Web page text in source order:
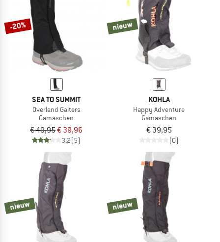
-20%
SEA TO SUMMIT
Overland Gaiters
Gamaschen
€ 49,95€ 39,96
3,2(5)
nieuw
KOHLA
Happy Adventure
Gamaschen
€ 39,95
(0)
nieuw nieuw